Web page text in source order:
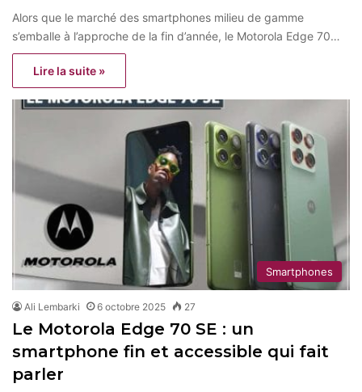
Alors que le marché des smartphones milieu de gamme
s’emballe à l’approche de la fin d’année, le Motorola Edge 70…
Lire la suite »
Smartphones
Ali Lembarki 6 octobre 2025 27
Le Motorola Edge 70 SE : un
smartphone fin et accessible qui fait
parler